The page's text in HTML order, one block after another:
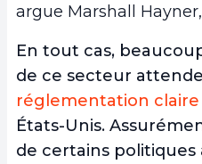
argue Marshall
En tout cas,
de ce secteur
réglementation claire
États-Unis.
de certains politiques